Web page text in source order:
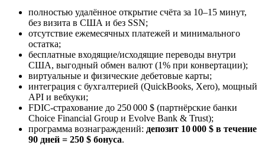
полностью удалённое открытие счёта за 10–15 минут,
без визита в США и без SSN;
отсутствие ежемесячных платежей и минимального
остатка;
бесплатные входящие/исходящие переводы внутри
США, выгодный обмен валют (1% при конвертации);
виртуальные и физические дебетовые карты;
интеграция с бухгалтерией (QuickBooks, Xero), мощный
API и вебхуки;
FDIC-страхование до 250 000 $ (партнёрские банки
Choice Financial Group и Evolve Bank & Trust);
программа вознаграждений: депозит 10 000 $ в течение
90 дней = 250 $ бонуса.